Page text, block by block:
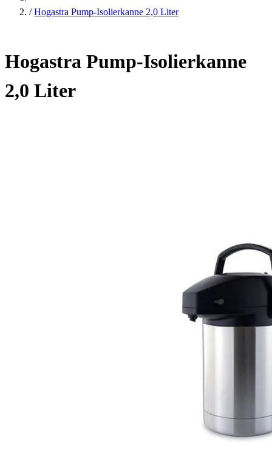
/ Hogastra Pump-Isolierkanne 2,0 Liter
Hogastra Pump-Isolierkanne
2,0 Liter